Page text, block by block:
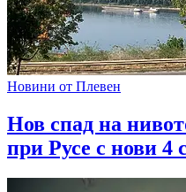
Новини от Плевен
Нов спад на
при Русе с нови 4